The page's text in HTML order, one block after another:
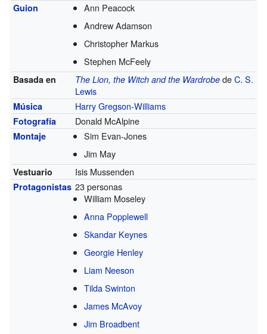
Guion
Ann Peacock
Andrew Adamson
Christopher Markus
Stephen McFeely
Basada en The Lion, the Witch and the Wardrobe deC. S.
Lewis
Música Harry Gregson-Williams
Fotografía Donald McAlpine
Montaje
Sim Evan-Jones
Jim May
Vestuario Isis Mussenden
Protagonistas 23 personas
William Moseley
Anna Popplewell
Skandar Keynes
Georgie Henley
Liam Neeson
Tilda Swinton
James McAvoy
Jim Broadbent